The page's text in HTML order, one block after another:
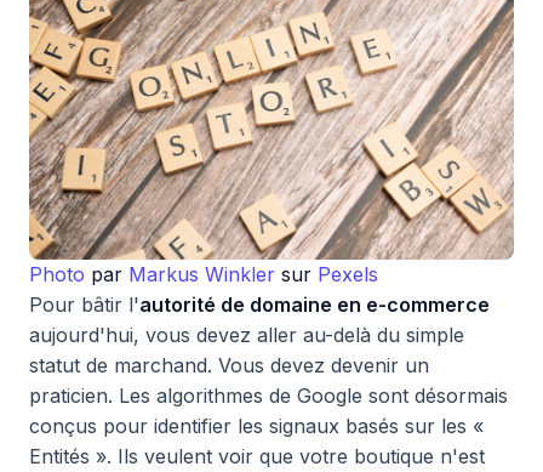
Photo par Markus Winkler sur Pexels
Pour bâtir l'autorité de domaine en e-commerce
aujourd'hui, vous devez aller au-delà du simple
statut de marchand. Vous devez devenir un
praticien. Les algorithmes de Google sont désormais
conçus pour identifier les signaux basés sur les «
Entités ». Ils veulent voir que votre boutique n'est